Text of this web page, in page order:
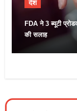
देश
FDA ने 3 ब्यूटी
की सलाह